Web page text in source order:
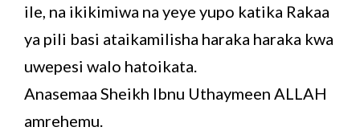
ile, na ikikimiwa na yeye yupo katika Rakaa
ya pili basi ataikamilisha haraka haraka kwa
uwepesi walo hatoikata.
Anasemaa Sheikh Ibnu Uthaymeen ALLAH
amrehemu.